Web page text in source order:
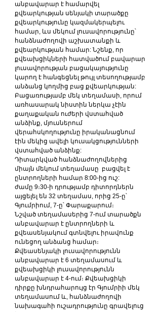
անբավարար է համարվել
քվեարկության սենյակի տարածքը
քվեարկությունը կազմակերպելու
համար, ևս մեկում լուսավորությունը՝
հանձնաժողովի աշխատանքի և
քվեարկության համար: Նշենք, որ
քվեախցիկների հատվածում բավարար
լուսավորության բացակայությունը
կարող է հանգեցնել թույլ տեսողությամբ
անձանց կողմից բաց քվեարկության:
Բացառությամբ մեկ տեղամասի, որում
առհասարակ նիստին ներկա չէին
քաղաքական ուժերի վստահված
անձինք, մյուսներում
վերահսկողությունը իրականացնում
էին մեկից ավելի կուսակցությունների
վստահված անձինք:
Դիտարկված հանձնաժողովներից
միայն մեկում տեղամասը  բացվել է
ընտրողների համար 8:00-ից ուշ:
ժամը 9։30-ի դրությամբ դիտորդներն
այցելել են 32 տեղամաս, որից 25-ը՝
Գյումրիում, 7-ը՝ Փարաքարում։
Նշված տեղամասերից 7-ում տարածքն
անբավարար է ընտրողների և
քվեասենյակում գտնվելու իրավունք
ունեցող անձանց համար։
Քվեասենյակի լուսավորությունն
անբավարար է 6 տեղամասում և
քվեախցիկի լուսավորությունն
անբավարար է 4-ում։ Քվեախցիկի
դիրքը խնդրահարույց էր Գյումրիի մեկ
տեղամասում և, հանձնաժողովի
նախագահի ուշադրությունը գրավելուց